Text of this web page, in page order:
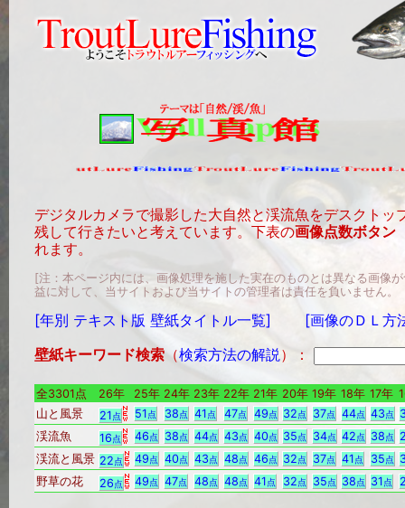
デジタルカメラで撮影した大自然と渓流魚をデスクト
残して行きたいと考えています。下表の画像点数ボタン
れます。
[注：本ページ内には、画像処理を施した実在のものとは異なる画像
益に対して、当サイトおよび当サイトの管理者は責任を負い
[年別 テキスト版 壁紙タイトル一覧]
[画像のＤＬ方
壁紙キーワード検索（検索方法の解説）：
全3301点 26年 25年 24年 23年 22年 21年 20年 19年 18年 17年
山と風景
21点 51点 38点 41点 47点 49点 32点 37点 44点 43点
渓流魚
16点 46点 38点 44点 43点 40点 35点 34点 42点 38点
渓流と風景 22点 49点 40点 43点 48点 46点 32点 37点 41点 35点
野草の花
26点 49点 47点 48点 48点 41点 32点 35点 38点 31点